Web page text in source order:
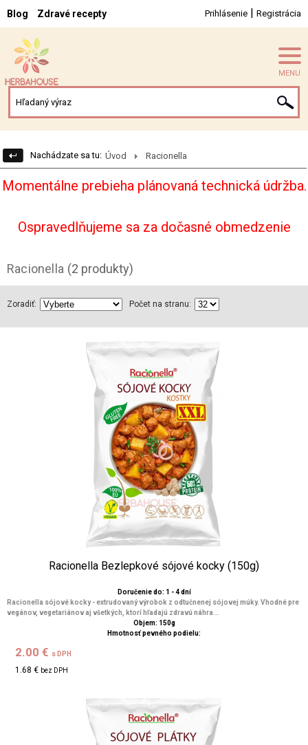
Blog Zdravé recepty Prihlásenie | Registrácia
MENU
Nachádzate sa tu: Úvod Racionella
Momentálne prebieha plánovaná technická údržba.
Ospravedlňujeme sa za dočasné obmedzenie
Racionella (2 produkty)
Zoradiť: Počet na stranu:
Racionella Bezlepkové sójové kocky (150g)
Doručenie do: 1 - 4 dní
Racionella sójové kocky - extrudovaný výrobok z odtučnenej sójovej múky. Vhodné pre
vegánov, vegetariánov aj všetkých, ktorí hľadajú zdravú náhra...
Objem: 150g
Hmotnosť pevného podielu:
2.00 € s DPH
1.68 € bez DPH